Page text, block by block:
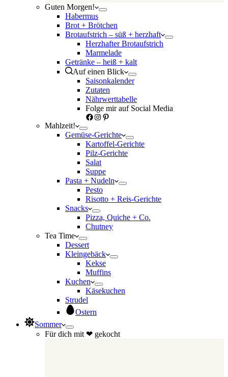
Guten Morgen!
Habermus
Brot + Brötchen
Brotaufstrich – süß + herzhaft
Herzhafter Brotaufstrich
Marmelade
Getränke – heiß + kalt
Auf einen Blick
Saisonkalender
Zutaten
Nährwerttabelle
Folge mir auf Social Media
Facebook
Instagram
Pinterest
Mahlzeit!
Gemüse-Gerichte
Kartoffel-Gerichte
Pilz-Gerichte
Salat
Suppe
Pasta + Nudeln
Pesto
Risotto + Reis-Gerichte
Snacks
Pizza, Quiche + Co.
Chutney
Tea Time
Dessert
Kleingebäck
Kekse
Muffins
Kuchen
Käsekuchen
Strudel
Ostern
Sommer
Für dich mit ❤ gekocht